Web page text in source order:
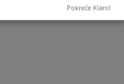
Pokreće Klaro!